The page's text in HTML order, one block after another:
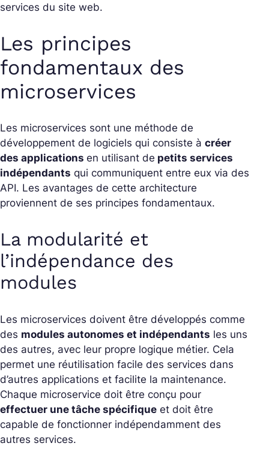
services du site web.
Les principes
fondamentaux des
microservices
Les microservices sont une méthode de
développement de logiciels qui consiste à créer
des applications en utilisant de petits services
indépendants qui communiquent entre eux via des
API. Les avantages de cette architecture
proviennent de ses principes fondamentaux.
La modularité et
l’indépendance des
modules
Les microservices doivent être développés comme
des modules autonomes et indépendants les uns
des autres, avec leur propre logique métier. Cela
permet une réutilisation facile des services dans
d’autres applications et facilite la maintenance.
Chaque microservice doit être conçu pour
effectuer une tâche spécifique et doit être
capable de fonctionner indépendamment des
autres services.